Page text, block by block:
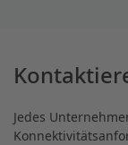
Jedes